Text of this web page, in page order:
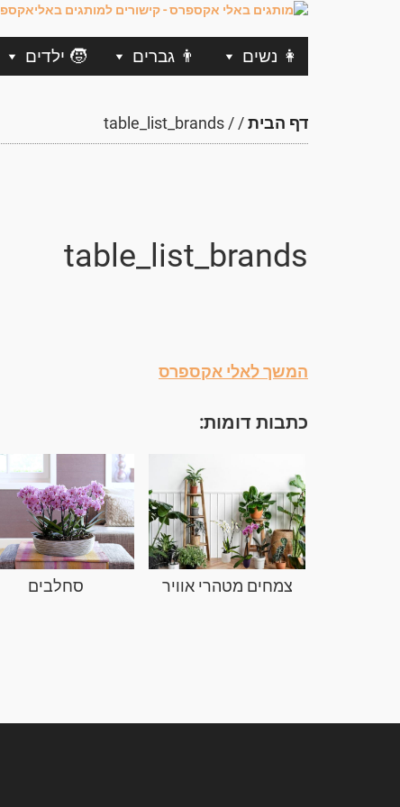
👩 נשים 👨 גברים 🧒 ילדים
דף הבית/
/
table_list_brands
table_list_brands
המשך לאלי אקספרס
כתבות דומות:
צמחים מטהרי אוויר סחלבים